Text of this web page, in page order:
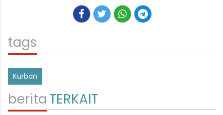
tags
Kurban
beritaTERKAIT